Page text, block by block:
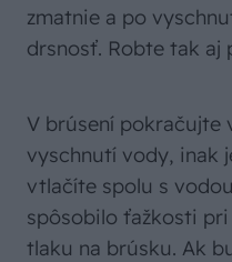
zmatnie a po
drsnosť. Robte tak aj
V brúsení pokračujte
vyschnutí vody, inak
vtlačíte spolu s
spôsobilo ťažkosti
tlaku na brúsku. Ak